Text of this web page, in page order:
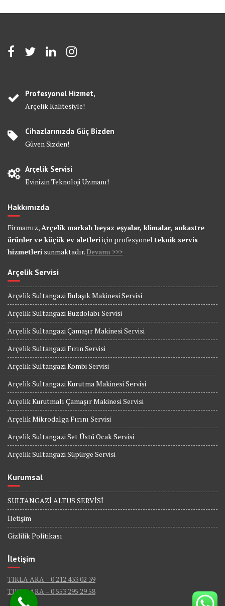
Profesyonel Hizmet,
Arçelik Kalitesiyle!
Cihazlarınızda Güç Bizden
Güven Sizden!
Arçelik Servisi
Evinizin Teknoloji Uzmanı!
Hakkımızda
Firmamız,Arçelik markalı beyaz eşyalar, klimalar, ankastre
ürünler ve küçük ev aletleriiçin profesyonel teknik servis
hizmetleri sunmaktadır.Devamı >>>
Arçelik Servisi
Arçelik Sultangazi Bulaşık Makinesi Servisi
Arçelik Sultangazi Buzdolabı Servisi
Arçelik Sultangazi Çamaşır Makinesi Servisi
Arçelik Sultangazi Fırın Servisi
Arçelik Sultangazi Kombi Servisi
Arçelik Sultangazi Kurutma Makinesi Servisi
Arçelik Kurutmalı Çamaşır Makinesi Servisi
Arçelik Mikrodalga Fırını Servisi
Arçelik Sultangazi Set Üstü Ocak Servisi
Arçelik Sultangazi Süpürge Servisi
Kurumsal
SULTANGAZİ ALTUS SERVİSİ
İletişim
Gizlilik Politikası
İletişim
TIKLA ARA – 0 212 433 02 39
TIKLA ARA – 0 553 295 29 58